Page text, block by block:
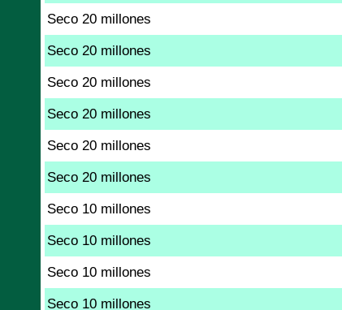
Seco 20 millones
Seco 20 millones
Seco 20 millones
Seco 20 millones
Seco 20 millones
Seco 20 millones
Seco 10 millones
Seco 10 millones
Seco 10 millones
Seco 10 millones